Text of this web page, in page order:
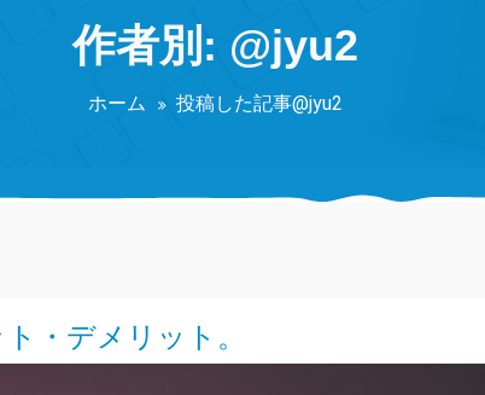
作者別: @jyu2
ホーム 投稿した記事@jyu2
・デメリット。